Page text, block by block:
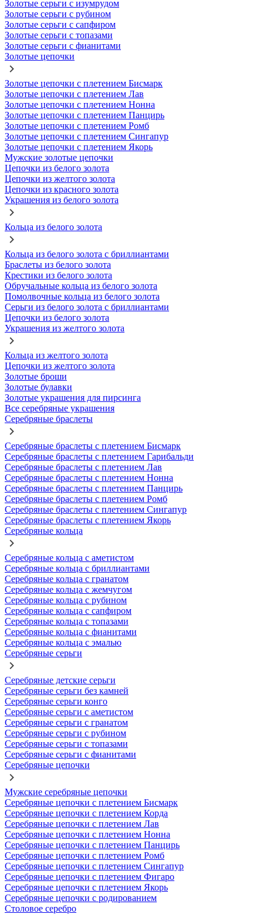
Золотые серьги с изумрудом
Золотые серьги с рубином
Золотые серьги с сапфиром
Золотые серьги с топазами
Золотые серьги с фианитами
Золотые цепочки
Золотые цепочки с плетением Бисмарк
Золотые цепочки с плетением Лав
Золотые цепочки с плетением Нонна
Золотые цепочки с плетением Панцирь
Золотые цепочки с плетением Ромб
Золотые цепочки с плетением Сингапур
Золотые цепочки с плетением Якорь
Мужские золотые цепочки
Цепочки из белого золота
Цепочки из желтого золота
Цепочки из красного золота
Украшения из белого золота
Кольца из белого золота
Кольца из белого золота с бриллиантами
Браслеты из белого золота
Крестики из белого золота
Обручальные кольца из белого золота
Помолвочные кольца из белого золота
Серьги из белого золота с бриллиантами
Цепочки из белого золота
Украшения из желтого золота
Кольца из желтого золота
Цепочки из желтого золота
Золотые броши
Золотые булавки
Золотые украшения для пирсинга
Все серебряные украшения
Серебряные браслеты
Серебряные браслеты с плетением Бисмарк
Серебряные браслеты с плетением Гарибальди
Серебряные браслеты с плетением Лав
Серебряные браслеты с плетением Нонна
Серебряные браслеты с плетением Панцирь
Серебряные браслеты с плетением Ромб
Серебряные браслеты с плетением Сингапур
Серебряные браслеты с плетением Якорь
Серебряные кольца
Серебряные кольца с аметистом
Серебряные кольца с бриллиантами
Серебряные кольца с гранатом
Серебряные кольца с жемчугом
Серебряные кольца с рубином
Серебряные кольца с сапфиром
Серебряные кольца с топазами
Серебряные кольца с фианитами
Серебряные кольца с эмалью
Серебряные серьги
Серебряные детские серьги
Серебряные серьги без камней
Серебряные серьги конго
Серебряные серьги с аметистом
Серебряные серьги с гранатом
Серебряные серьги с рубином
Серебряные серьги с топазами
Серебряные серьги с фианитами
Серебряные цепочки
Мужские серебряные цепочки
Серебряные цепочки с плетением Бисмарк
Серебряные цепочки с плетением Корда
Серебряные цепочки с плетением Лав
Серебряные цепочки с плетением Нонна
Серебряные цепочки с плетением Панцирь
Серебряные цепочки с плетением Ромб
Серебряные цепочки с плетением Сингапур
Серебряные цепочки с плетением Фигаро
Серебряные цепочки с плетением Якорь
Серебряные цепочки с родированием
Столовое серебро